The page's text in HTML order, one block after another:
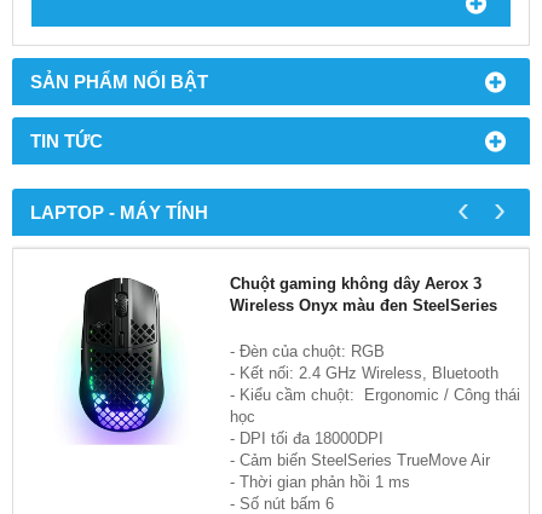
SẢN PHẨM NỔI BẬT
TIN TỨC
LAPTOP - MÁY TÍNH
Chuột gaming không dây Aerox 3
Wireless Onyx màu đen SteelSeries
- Đèn của chuột: RGB
- Kết nối: 2.4 GHz Wireless, Bluetooth
- Kiểu cầm chuột: Ergonomic / Công thái
học
- DPI tối đa 18000DPI
- Cảm biến SteelSeries TrueMove Air
- Thời gian phản hồi 1 ms
- Số nút bấm 6
‹ ›